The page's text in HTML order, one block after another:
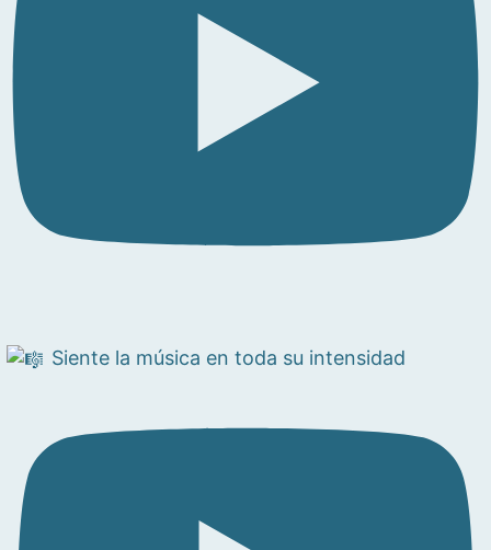
Siente la música en toda su intensidad